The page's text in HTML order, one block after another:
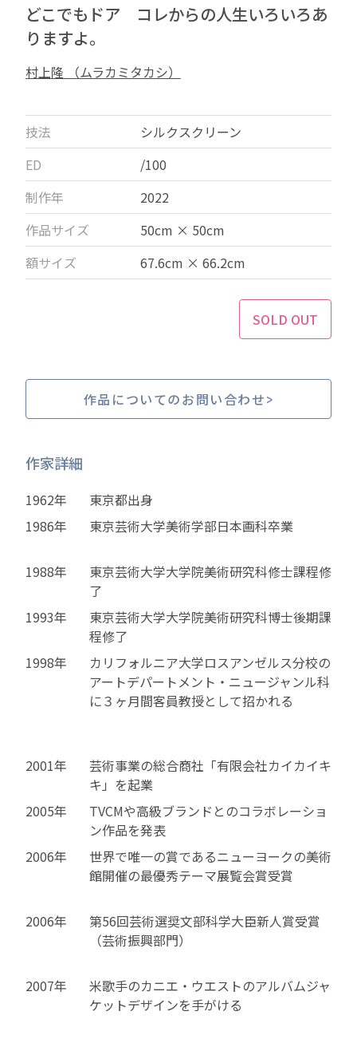
どこでもドア コレからの人生いろいろあ
りますよ。
村上隆 （ムラカミタカシ）
技法
シルクスクリーン
ED
/100
制作年
2022
作品サイズ
50cm × 50cm
額サイズ
67.6cm × 66.2cm
SOLD OUT
作品についてのお問い合わせ
作家詳細
1962年
東京都出身
1986年
東京芸術大学美術学部日本画科卒業
1988年
東京芸術大学大学院美術研究科修士課程修
了
1993年
東京芸術大学大学院美術研究科博士後期課
程修了
1998年
カリフォルニア大学ロスアンゼルス分校の
アートデパートメント・ニュージャンル科
に３ヶ月間客員教授として招かれる
2001年
芸術事業の総合商社「有限会社カイカイキ
キ」を起業
2005年
TVCMや高級ブランドとのコラボレーショ
ン作品を発表
2006年
世界で唯一の賞であるニューヨークの美術
館開催の最優秀テーマ展覧会賞受賞
2006年
第56回芸術選奨文部科学大臣新人賞受賞
（芸術振興部門）
2007年
米歌手のカニエ・ウエストのアルバムジャ
ケットデザインを手がける